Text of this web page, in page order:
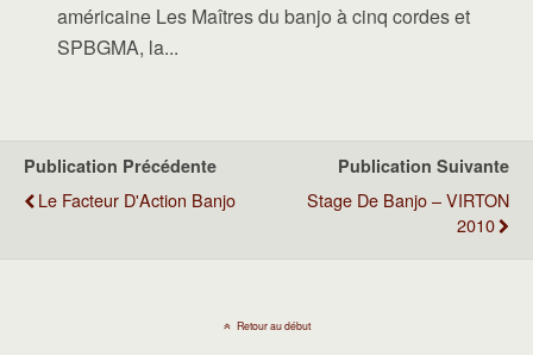
américaine Les Maîtres du banjo à cinq cordes et
SPBGMA, la...
Publication Précédente
Le Facteur D'Action Banjo
Publication Suivante
Stage De Banjo – VIRTON
2010
Retour au début